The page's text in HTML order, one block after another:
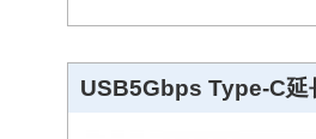
USB5Gbps Type-C延